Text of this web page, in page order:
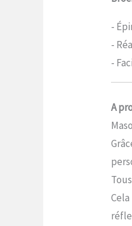
-
-
-
A